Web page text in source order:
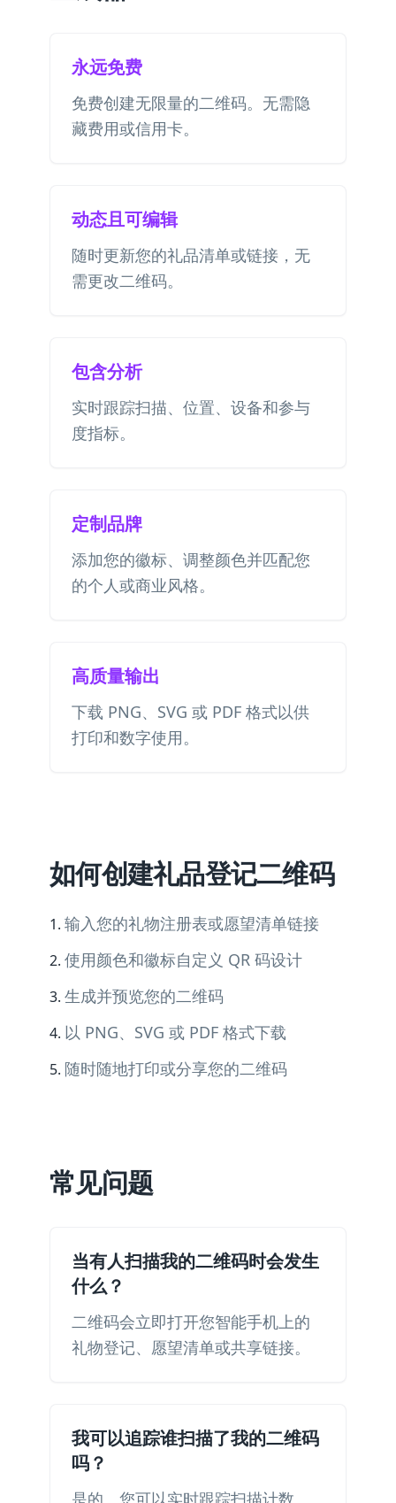
永远免费
免费创建无限量的二维码。无需隐
藏费用或信用卡。
动态且可编辑
随时更新您的礼品清单或链接，无
需更改二维码。
包含分析
实时跟踪扫描、位置、设备和参与
度指标。
定制品牌
添加您的徽标、调整颜色并匹配您
的个人或商业风格。
高质量输出
下载 PNG、SVG 或 PDF 格式以供
打印和数字使用。
如何创建礼品登记二维码
输入您的礼物注册表或愿望清单链接
使用颜色和徽标自定义 QR 码设计
生成并预览您的二维码
以 PNG、SVG 或 PDF 格式下载
随时随地打印或分享您的二维码
常见问题
当有人扫描我的二维码时会发生
什么？
二维码会立即打开您智能手机上的
礼物登记、愿望清单或共享链接。
我可以追踪谁扫描了我的二维码
吗？
是的。您可以实时跟踪扫描计数、